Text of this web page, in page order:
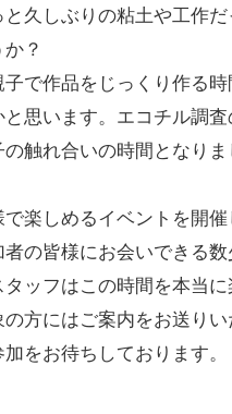
久しぶりの粘土や工作
？
で作品をじっくり作る
思います。エコチル調
の触れ合いの時間となり
楽しめるイベントを開催
の皆様にお会いできる
ッフはこの時間を本当
の方にはご案内をお送り
をお待ちしております。